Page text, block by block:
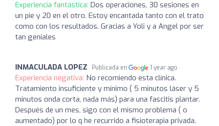
Experiencia fantástica: Dos operaciones, 30 sesiones en
un pie y 20 en el otro. Estoy encantada tanto con el trato
como con los resultados. Gracias a Yoli y a Angel por ser
tan geniales
INMACULADA LOPEZ Publicada en 1 year ago
Experiencia negativa: No recomiendo esta clínica.
Tratamiento insuficiente y mínimo ( 5 minutos láser y 5
minutos onda corta, nada más) para una fascitis plantar.
Después de un mes, sigo con el mismo problema ( o
aumentado) por lo q he recurrido a fisioterapia privada.